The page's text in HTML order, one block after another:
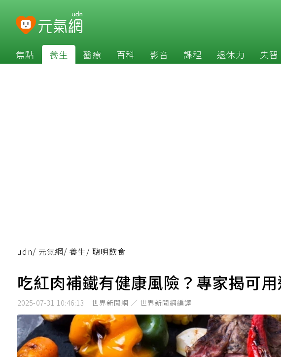
焦點 養生 醫療 百科 影音 課程 退休力 失智
udn/ 元氣網/ 養生/ 聰明飲食
吃紅肉補鐵有健康風險？專家揭可
2025-07-31 10:46:13 世界新聞網 ／ 世界新聞網編譯